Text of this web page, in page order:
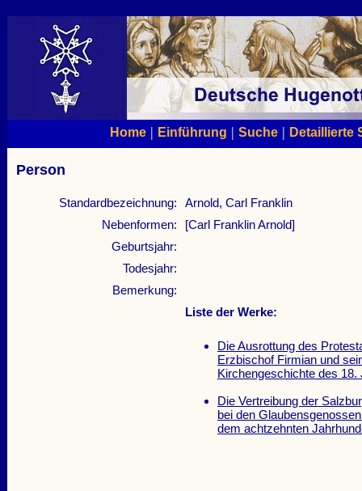
Home| Einführung | Suche| Detaillierte
Person
Standardbezeichnung:
Arnold, Carl Franklin
Nebenformen:
[Carl Franklin Arnold]
Geburtsjahr:
Todesjahr:
Bemerkung:
Liste der Werke:
Die Ausrottung des
Erzbischof Firmian und
Kirchengeschichte des 18.
Die Vertreibung der
bei den
dem achtzehnten